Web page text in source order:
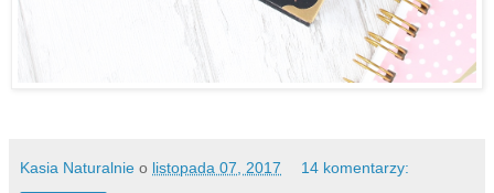
Kasia Naturalnie o listopada 07, 2017 14 komentarzy: